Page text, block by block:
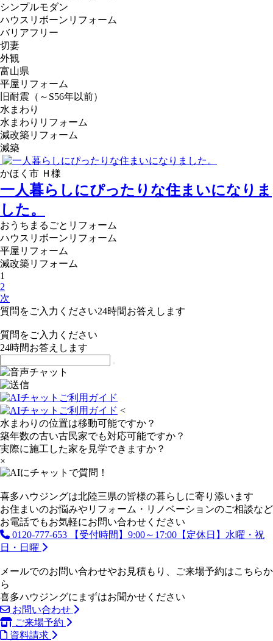
シンプルモダン
ハウスリボーンリフォーム
バリアフリー
切妻
外観
富山県
平屋リフォーム
旧耐震（～S56年以前）
水まわり
水まわりリフォーム
減改築リフォーム
減築
かほく市 Ｈ様
一人暮らしにぴったりな住まいになりま
した。
おうちまるごとリフォーム
ハウスリボーンリフォーム
平屋リフォーム
減改築リフォーム
1
2
次
質問をご入力ください24時間お答えします
質問をご入力ください
24時間お答えします
<
水まわりの位置は移動可能ですか？
築年数の古い古民家でも対応可能ですか？
実際に施工した家を見学できますか？
×
喜多ハウジングは北陸三県の皆様の暮らしに寄り添います
お住まいのお悩みやリフォーム・リノベーションのご相談など
お電話でもお気軽にお問い合わせください
0120-777-653
【受付時間】9:00～17:00【定休日】水曜・祝
日・日曜
メールでのお問い合わせやお見積もり、ご来場予約はこちらか
ら
喜多ハウジングにまずはお聞かせください
お問い合わせ
ご来場予約
資料請求